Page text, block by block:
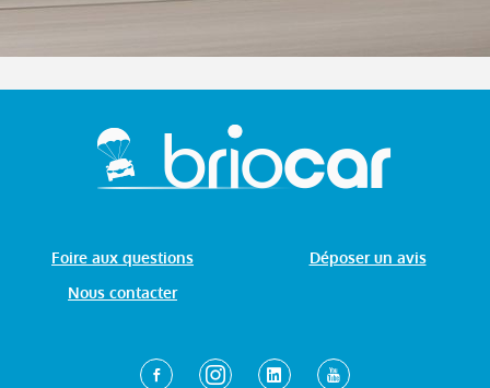
Foire aux questions
Nous contacter
Déposer un avis